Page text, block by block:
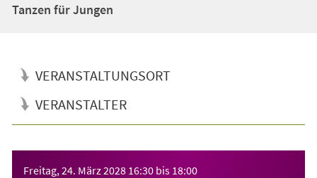
Tanzen für Jungen
VERANSTALTUNGSORT
VERANSTALTER
Freitag, 24. März 2028 16:30 bis 18:00